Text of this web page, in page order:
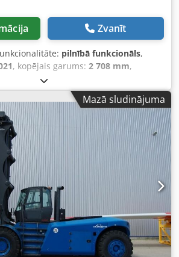
Zvanīt
pilnībā funkcionāls,
, kopējais garums: 2 708 mm,
, tukšais svars:
, konstrukcijas platums:830 mm,
Gatavs ekspluatācijai un pilnībā
stāvoklis: normāls Apraksts:
kravu pārvietošanai. Izlicējs
lai apmierinātu dažādas būvlaukuma
plašam pielietojumam dažādos
darbos. Dodpfx Asw A Tmija Dokr
Mazā sludinājuma